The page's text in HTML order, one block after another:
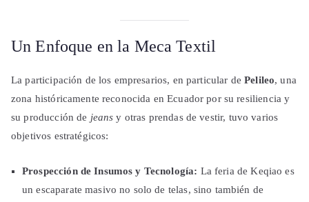
Un Enfoque en la Meca Textil
La participación de los empresarios, en particular dePelileo, una
zona históricamente reconocida en Ecuador por su resiliencia y
su producción de jeans y otras prendas de vestir, tuvo varios
objetivos estratégicos:
Prospección de Insumos y Tecnología: La feria de Keqiao es
un escaparate masivo no solo de telas, sino también de